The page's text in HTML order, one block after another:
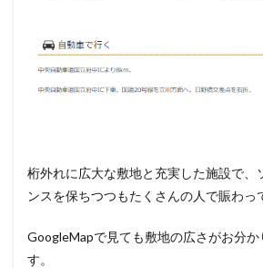
桁外れに広大な敷地と充実した施設で、
ンスを保ちつつもたくさんの人で賑わっ
GoogleMapで見ても敷地の広さがお分か
す。